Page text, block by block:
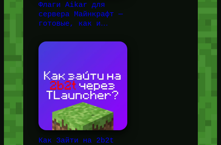
Флаги Aikar для
сервера Майнкрафт —
готовые, как и…
Как Зайти на 2b2t